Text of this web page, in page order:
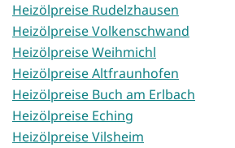
Heizölpreise Rudelzhausen
Heizölpreise Volkenschwand
Heizölpreise Weihmichl
Heizölpreise Altfraunhofen
Heizölpreise Buch am Erlbach
Heizölpreise Eching
Heizölpreise Vilsheim